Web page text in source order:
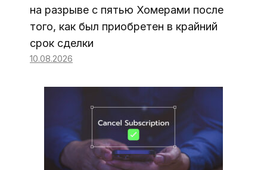
на разрыве с пятью Хомерами после
того, как был приобретен в крайний
срок сделки
10.08.2026